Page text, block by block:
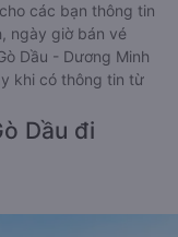
các bạn thông tin
ngày giờ bán vé
Dầu - Dương Minh
khi có thông tin từ
Dầu đi